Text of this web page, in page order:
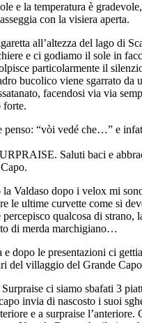
e la temperatura è
con la visiera aperta.
all’altezza del lago di
e ci godiamo il sole in
particolarmente il
bucolico viene sgarrato da
facendosi via via
forte.
penso: “vòi vedé che…” e
Saluti baci e
Valdaso dopo i velox mi
le ultime curvette come si
percepisco qualcosa di strano,
di merda marchigiano…
dopo le presentazioni ci
del villaggio del Grande
ci siamo sbafati 3
invia di nascosto i suoi
e a surpraise l’anteriore.